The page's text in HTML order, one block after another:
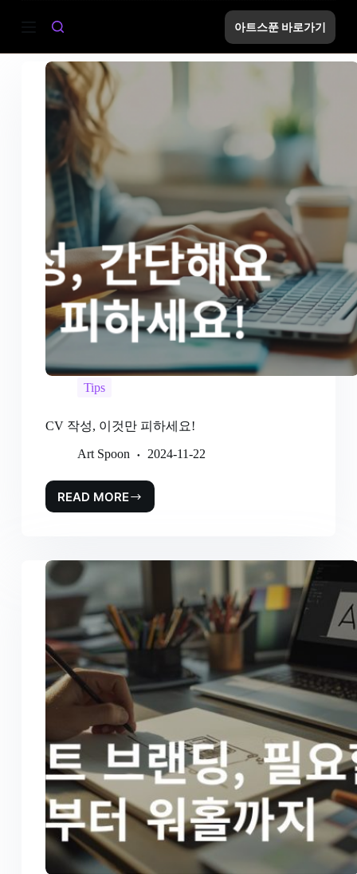
p
아트스푼 바로가기
Tips
CV 작성, 이것만 피하세요!
Art Spoon 2024-11-22
READ MORE